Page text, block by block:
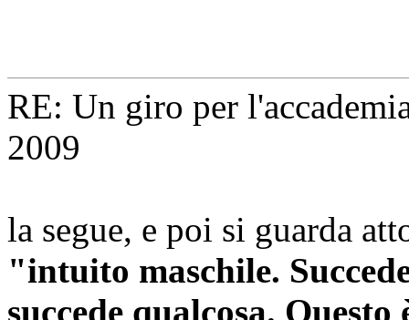
RE: Un giro per
2009
la segue, e poi si guarda
"intuito maschile.
succede qualcosa.